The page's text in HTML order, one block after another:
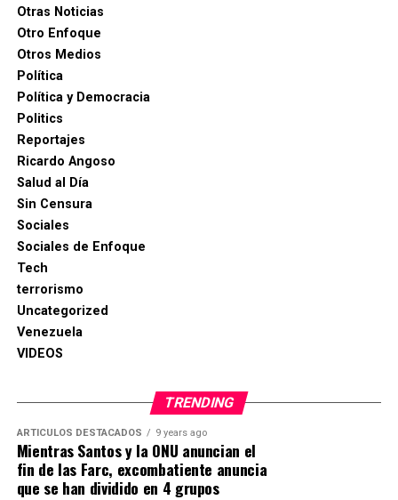
Otras Noticias
Otro Enfoque
Otros Medios
Política
Política y Democracia
Politics
Reportajes
Ricardo Angoso
Salud al Día
Sin Censura
Sociales
Sociales de Enfoque
Tech
terrorismo
Uncategorized
Venezuela
VIDEOS
TRENDING
ARTICULOS DESTACADOS 9 years ago
Mientras Santos y la ONU anuncian el
fin de las Farc, excombatiente anuncia
que se han dividido en 4 grupos